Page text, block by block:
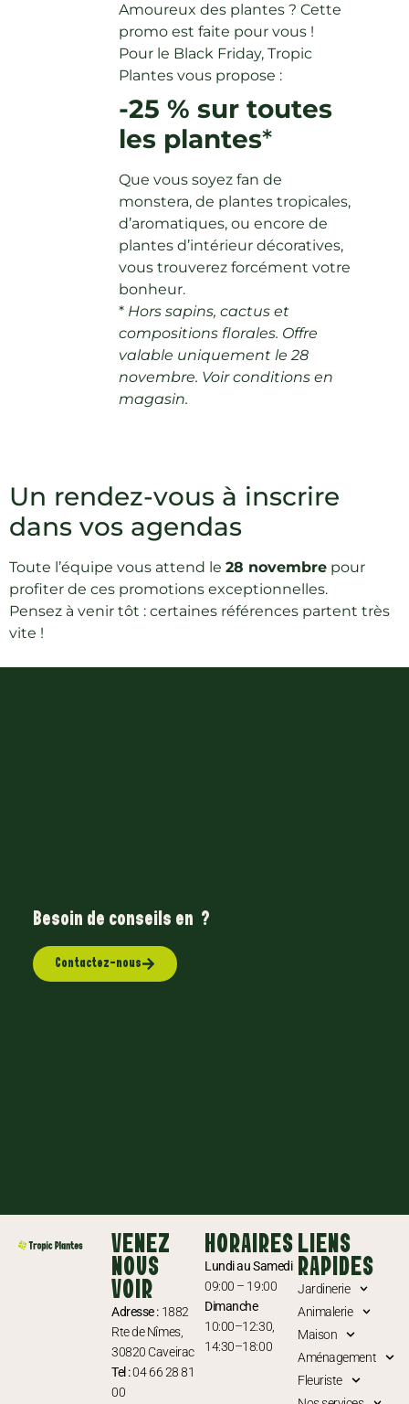
Amoureux des plantes ? Cette
promo est faite pour vous !
Pour le Black Friday, Tropic
Plantes vous propose :
-25 % sur toutes
les plantes*
Que vous soyez fan de
monstera, de plantes tropicales,
d’aromatiques, ou encore de
plantes d’intérieur décoratives,
vous trouverez forcément votre
bonheur.
* Hors sapins, cactus et
compositions florales. Offre
valable uniquement le 28
novembre. Voir conditions en
magasin.
Un rendez-vous à inscrire
dans vos agendas
Toute l’équipe vous attend le 28 novembre pour
profiter de ces promotions exceptionnelles.
Pensez à venir tôt : certaines références partent très
vite !
Besoin de conseils en ?
Contactez-nous
VENEZ
NOUS
VOIR
Adresse :1882
Rte de Nîmes,
30820 Caveirac
Tel :04 66 28 81
00
HORAIRES
Lundi au Samedi
09:00 – 19:00
Dimanche
10:00–12:30,
14:30–18:00
LIENS
RAPIDES
Jardinerie
Animalerie
Maison
Aménagement
Fleuriste